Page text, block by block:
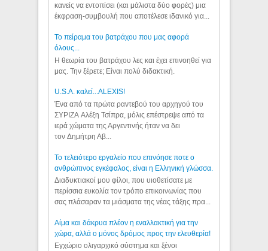
κανείς να εντοπίσει (και μάλιστα δύο φορές) μια
έκφραση-συμβουλή που αποτέλεσε ιδανικό για...
Το πείραμα του βατράχου που μας αφορά
όλους...
Η θεωρία του βατράχου λες και έχει επινοηθεί για
μας. Την ξέρετε; Είναι πολύ διδακτική.
U.S.A. καλεί...ALEXIS!
Ένα από τα πρώτα ραντεβού του αρχηγού του
ΣΥΡΙΖΑ Αλέξη Τσίπρα, μόλις επέστρεψε από τα
ιερά χώματα της Αργεντινής ήταν να δει
τον Δημήτρη Αβ...
Το τελειότερο εργαλείο που επινόησε ποτε ο
ανθρώπινος εγκέφαλος, είναι η Ελληνική γλώσσα.
Διαδυκτιακοί μου φίλοι, που υιοθετίσατε με
περίσσια ευκολία τον τρόπο επικοινωνίας που
σας πλάσαραν τα μιάσματα της νέας τάξης πρα...
Αίμα και δάκρυα πλέον η εναλλακτική για την
χώρα, αλλά ο μόνος δρόμος προς την ελευθερία!
Εγχώριο ολιγαρχικό σύστημα και ξένοι